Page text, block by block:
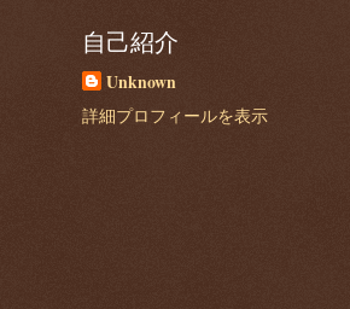
自己紹介
Unknown
詳細プロフィールを表示